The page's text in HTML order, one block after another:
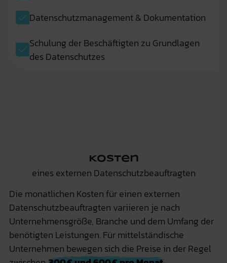
Datenschutzmanagement & Dokumentation
Schulung der Beschäftigten zu Grundlagen
des Datenschutzes
Kosten
eines externen Datenschutzbeauftragten
Die monatlichen Kosten für einen externen
Datenschutzbeauftragten variieren je nach
Unternehmensgröße, Branche und dem Umfang der
benötigten Leistungen. Für mittelständische
Unternehmen bewegen sich die Preise in der Regel